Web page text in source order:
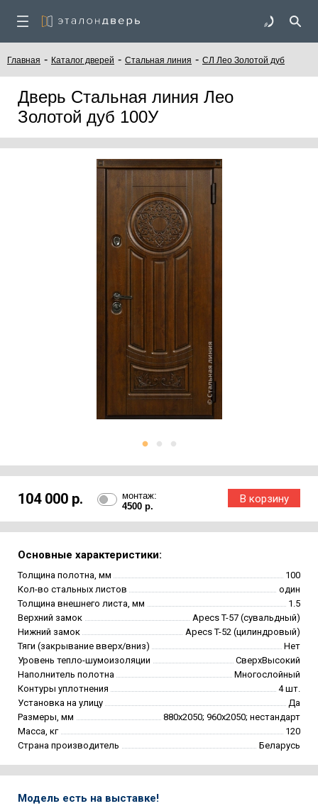
Главная - Каталог дверей - Стальная линия - СЛ Лео Золотой дуб
Дверь Стальная линия Лео
Золотой дуб 100У
104 000 р.
монтаж:
4500 р.
Основные характеристики:
Толщина полотна, мм
100
Кол-во стальных листов
один
Толщина внешнего листа, мм
1.5
Верхний замок
Apecs T-57 (сувальдный)
Нижний замок
Apecs T-52 (цилиндровый)
Тяги (закрывание вверх/вниз)
Нет
Уровень тепло-шумоизоляции
СверхВысокий
Наполнитель полотна
Многослойный
Контуры уплотнения
4 шт.
Установка на улицу
Да
Размеры, мм
880х2050; 960х2050; нестандарт
Масса, кг
120
Страна производитель
Беларусь
Модель есть на выставке!